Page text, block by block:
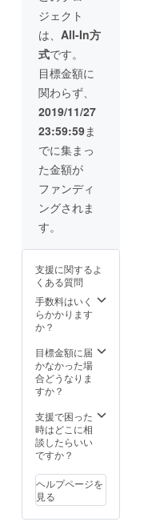
所とい
う事も
できま
す。 通
常価格
より
4500円
お得で
す。 *プ
ロジェ
クト終
了後、
送付先
のご確
認を致
します
ので、
ご返信
下さ
い。
（返信
期限：
ご連絡
ライ
アップ
ルの賞
より
六ヶ月
となっ
ており
贈答品
として
自宅以
外に贈
ること
ができ
ま
す。）
また、
ご自宅
等に定
期配送
するこ
とも可
能で
す。 送
り先・
自宅3カ
う事も
できま
す。 通
常価格
より
お得で
す。 *プ
ロジェ
クト終
送付先
のご確
認を致
します
複数あ
る方は
ご返信
下さ
ジェクト
は、 All-In方
式です。
目標金額に
関わらず、
2019/11/27
23:59:59ま
でに集まっ
た金額が
ファンディ
ングされま
す。
支援に関するよ
くある質問
手数料はいく
らかかります
か？
目標金額に届
かなかった場
合どうなりま
すか？
支援で困った
時はどこに相
談したらいい
ですか？
ヘルプページを
見る